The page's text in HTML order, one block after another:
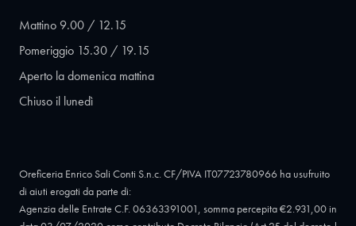
Mattino 9.00 / 12.15
Pomeriggio 15.30 / 19.15
Aperto la domenica mattina
Chiuso il lunedì
Oreficeria Enrico Sali Conti S.n.c. CF/PIVA IT07723780966 ha usufruito
di aiuti erogati da parte di:
Agenzia delle Entrate C.F. 06363391001, somma percepita €2.931,00 in